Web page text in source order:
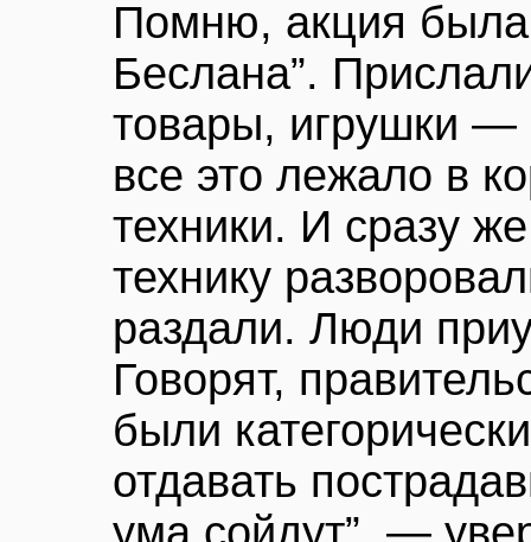
Помню, акция
Беслана”.
товары, игрушки —
все это лежало в
техники. И сразу
технику
раздали. Люди
Говорят,
были
отдавать